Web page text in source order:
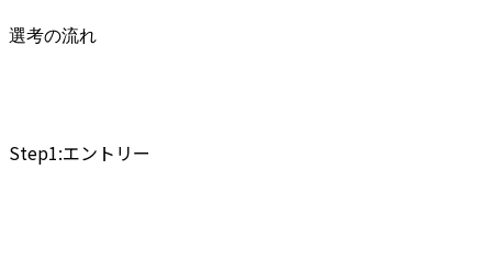
選考の流れ
Step1:エントリー